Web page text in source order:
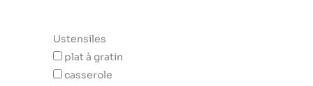
Ustensiles
plat à gratin
casserole